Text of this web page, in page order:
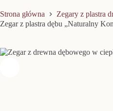
Strona główna
Zegary z plastra
Zegar z plastra dębu „Naturalny